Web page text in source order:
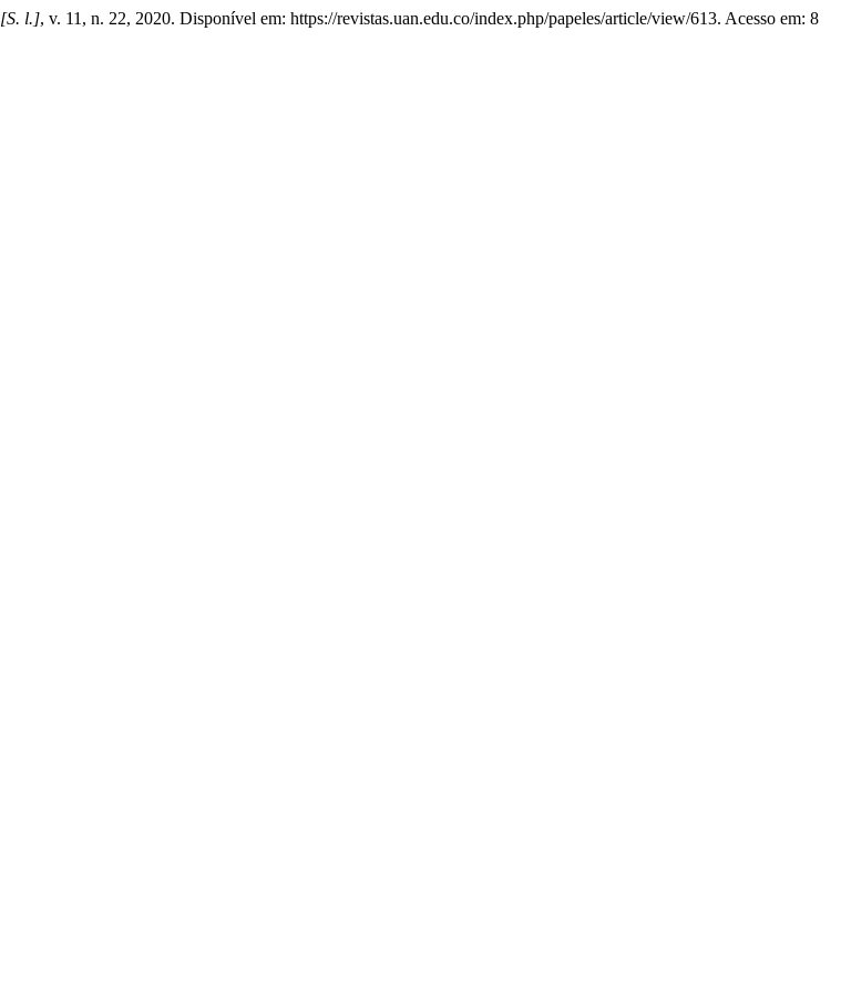
[S. l.], v. 11, n. 22, 2020. Disponível em: https://revistas.uan.edu.co/index.php/papeles/article/view/613. Acesso em: 8